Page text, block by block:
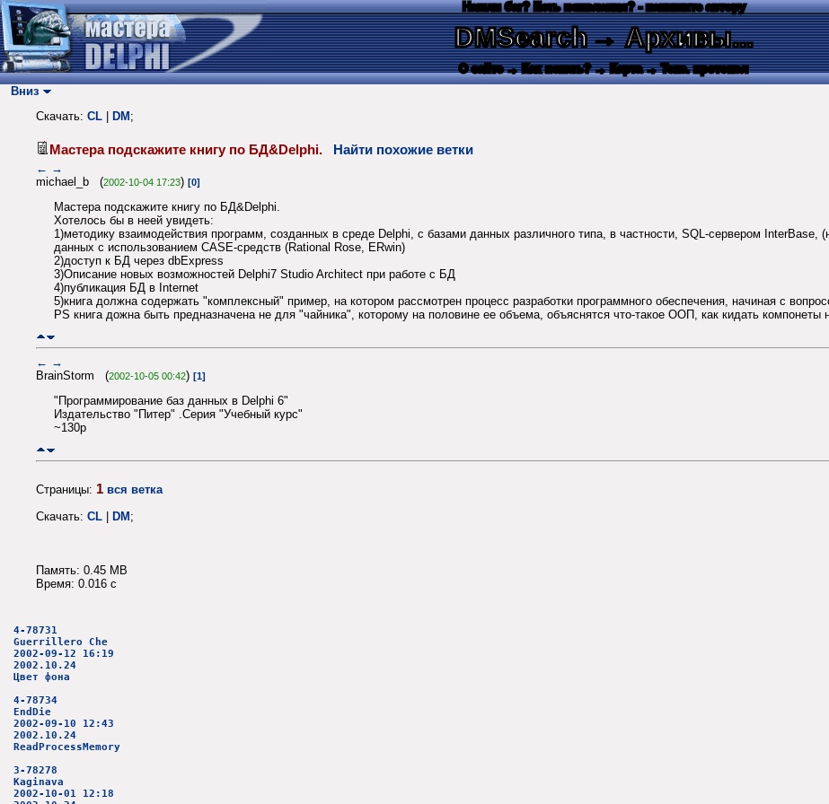
Нашли баг? Есть пожелания? - напишите автору
DMSearch→ Архивы...
О сайте → Как искать? → Карта → Текс. протокол
Вниз
Скачать: CL DM ;
Мастера подскажите книгу по БД&Delphi. Найти похожие ветки
← →
michael_b (2002-10-04 17:23) [0]
Мастера подскажите книгу по БД&Delphi.
Хотелось бы в неей увидеть:
1)методику взаимодействия программ, созданных в среде Delphi, с базами данных различного типа, в частности, SQL-сервером InterBase,
данных с использованием CASE-средств (Rational Rose, ERwin)
2)доступ к БД через dbExpress
3)Описание новых возможностей Delphi7 Studio Architect при работе с БД
4)публикация БД в Internet
5)книга должна содержать "комплексный" пример, на котором рассмотрен процесс разработки программного обеспечения, начиная с
PS книга дожна быть предназначена не для "чайника", которому на половине ее объема, объяснятся что-такое ООП, как кидать компонеты
← →
BrainStorm (2002-10-05 00:42) [1]
"Программирование баз данных в Delphi 6"
Издательство "Питер" .Серия "Учебный курс"
~130p
Страницы: 1 вся ветка
Скачать: CL DM ;
Память: 0.45 MB
Время: 0.016 c
4-78731
Guerrillero Che
2002-09-12 16:19
2002.10.24
Цвет фона
4-78734
EndDie
2002-09-10 12:43
2002.10.24
ReadProcessMemory
3-78278
Kaginava
2002-10-01 12:18